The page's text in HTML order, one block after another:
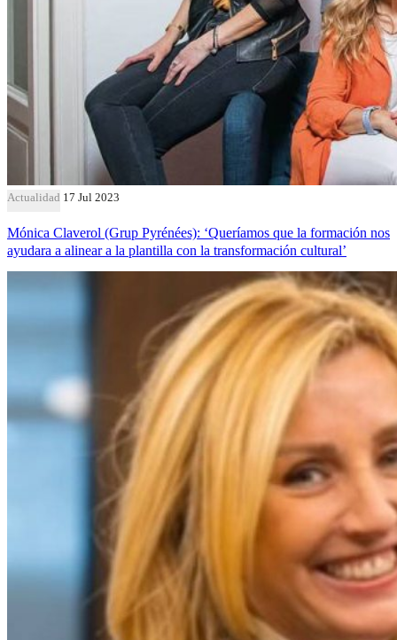
Actualidad 17 Jul 2023
Mónica Claverol (Grup Pyrénées): ‘Queríamos que la formación nos
ayudara a alinear a la plantilla con la transformación cultural’